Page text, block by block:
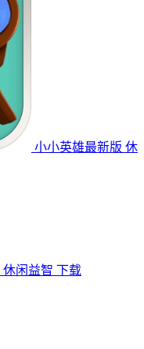
小小英雄最新版 休
休闲益智 下载